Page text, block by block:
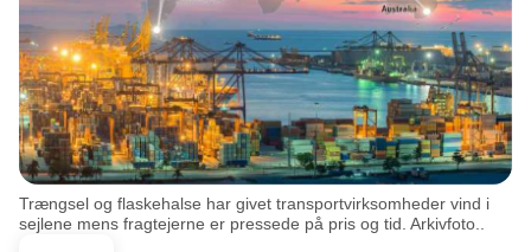
Trængsel og flaskehalse har givet transportvirksomheder vind i
sejlene mens fragtejerne er pressede på pris og tid. Arkivfoto..